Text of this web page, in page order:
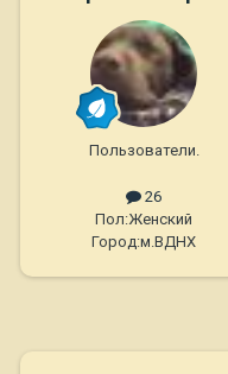
Пользователи.
26
Пол:Женский
Город:м.ВДНХ